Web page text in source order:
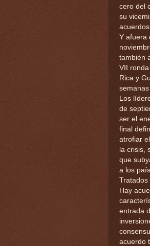
cero del
su
Y afuera
también
VII
Rica y
Los
de
ser el
final
atrofiar
la crisis,
que
a los
Tratados
Hay
entrada
acuerdo